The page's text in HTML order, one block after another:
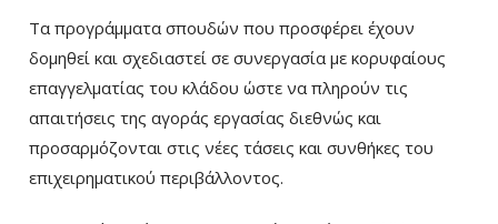
Τα προγράμματα σπουδών που προσφέρει έχουν
δομηθεί και σχεδιαστεί σε συνεργασία με κορυφαίους
επαγγελματίας του κλάδου ώστε να πληρούν τις
απαιτήσεις της αγοράς εργασίας διεθνώς και
προσαρμόζονται στις νέες τάσεις και συνθήκες του
επιχειρηματικού περιβάλλοντος.